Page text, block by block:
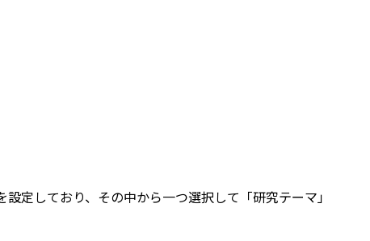
定しており、その中から一つ選択して「研究テーマ」